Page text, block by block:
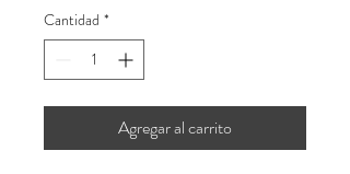
Cantidad *
Agregar al carrito